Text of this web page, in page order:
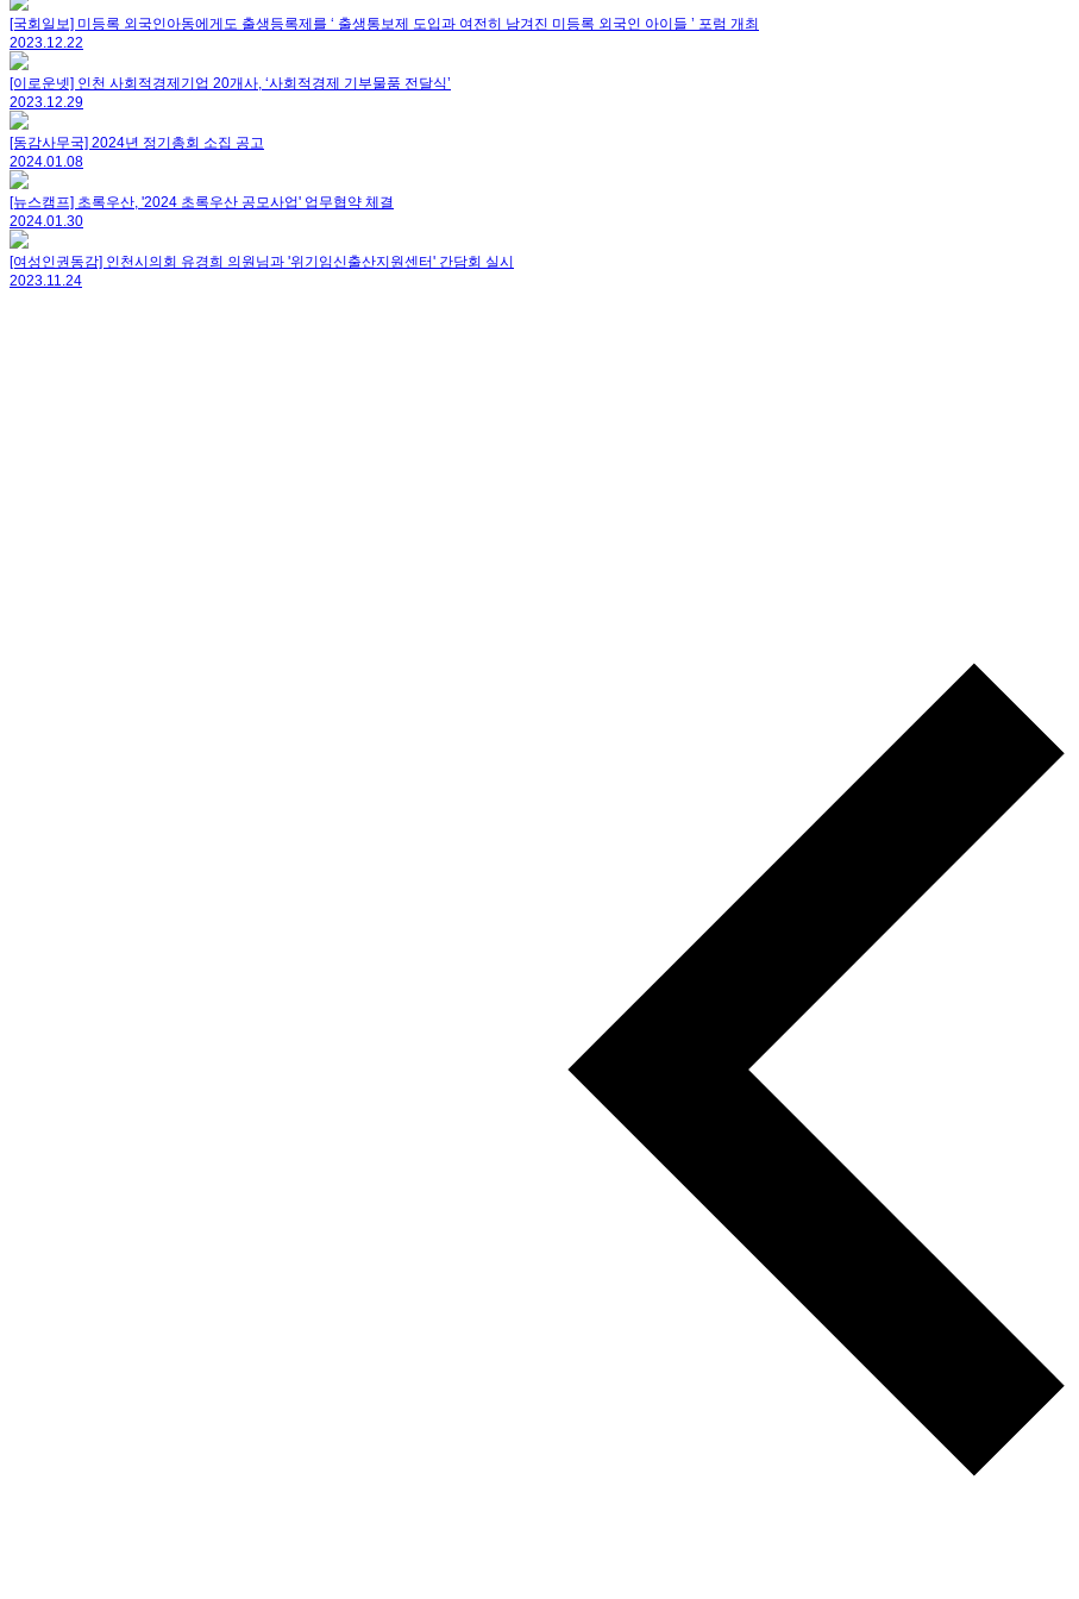
[국회일보] 미등록 외국인아동에게도 출생등록제를 ‘ 출생통보제 도입과 여전히 남겨진 미등록 외국인 아이들 ’ 포럼 개최
2023.12.22
[이로운넷] 인천 사회적경제기업 20개사, ‘사회적경제 기부물품 전달식’
2023.12.29
[동감사무국] 2024년 정기총회 소집 공고
2024.01.08
[뉴스캠프] 초록우산, '2024 초록우산 공모사업' 업무협약 체결
2024.01.30
[여성인권동감] 인천시의회 유경희 의원님과 '위기임신출산지원센터' 간담회 실시
2023.11.24